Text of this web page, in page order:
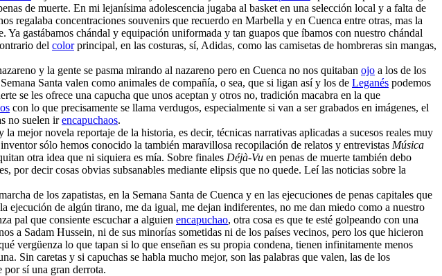
de muerte. En mi lejanísima adolescencia jugaba al basket en una selección local y a falta de
regalaba concentraciones souvenirs que recuerdo en Marbella y en Cuenca entre otras, mas la
gastábamos chándal y equipación uniformada y tan guapos que íbamos con nuestro chándal
del colorprincipal, en las costuras, sí, Adidas, como las camisetas de hombreras sin mangas,
y la gente se pasma mirando al nazareno pero en Cuenca no nos quitaban ojo a los de los
Santa valen como animales de compañía, o sea, que si ligan así y los de Leganés podemos
se les ofrece una capucha que unos aceptan y otros no, tradición macabra en la que
con lo que precisamente se llama verdugos, especialmente si van a ser grabados en imágenes, el
no suelen irencapuchaos.
mejor novela reportaje de la historia, es decir, técnicas narrativas aplicadas a sucesos reales muy
sólo hemos conocido la también maravillosa recopilación de relatos y entrevistas Música
otra idea que ni siquiera es mía. Sobre finales Déjà-Vu en penas de muerte también debo
por decir cosas obvias subsanables mediante elipsis que no quede. Leí las noticias sobre la
de los zapatistas, en la Semana Santa de Cuenca y en las ejecuciones de penas capitales que
ejecución de algún tirano, me da igual, me dejan indiferentes, no me dan miedo como a nuestro
pal que consiente escuchar a alguien encapuchao, otra cosa es que te esté golpeando con una
a Sadam Hussein, ni de sus minorías sometidas ni de los países vecinos, pero los que hicieron
vergüenza lo que tapan si lo que enseñan es su propia condena, tienen infinitamente menos
Sin caretas y si capuchas se habla mucho mejor, son las palabras que valen, las de los
por sí una gran derrota.